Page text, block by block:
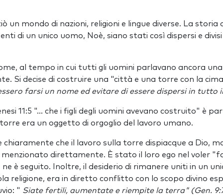
un mondo di nazioni, religioni e lingue diverse. La storia
di un unico uomo, Noè, siano stati così dispersi e
al tempo in cui tutti gli uomini parlavano ancora una
Si decise di costruire una "città e una torre con la
farsi un nome ed evitare di essere dispersi in tutto
11:5 "... che i figli degli uomini avevano costruito" è
era un oggetto di orgoglio del lavoro umano.
che il lavoro sulla torre dispiacque a Dio,
direttamente. È stato il loro ego nel voler
è seguito. Inoltre, il desiderio di rimanere uniti in un
religione, era in diretto conflitto con lo scopo divino
" Siate fertili, aumentate e riempite la terra" (Gen.